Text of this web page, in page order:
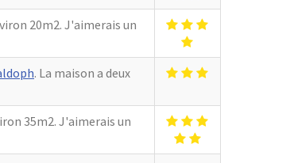
20m2. J'aimerais un
. La maison a deux
35m2. J'aimerais un